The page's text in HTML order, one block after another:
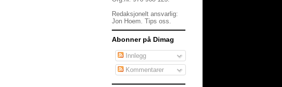
Redaksjonelt ansvarlig:
Jon Hoem. Tips oss.
Abonner på Dimag
Innlegg
Kommentarer